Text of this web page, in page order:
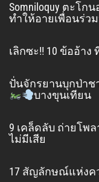
Somniloquy ตะโ
ทำให้อายเพื่อนร่ว
เลิกซะ!! 10 ข้ออ้า
ปั่นจักรยานบุกป่าช
บางขุนเทียน
9 เคล็ดลับ ถ่ายโพ
ไม่มีเสีย
17 สัญลักษณ์แห่งค